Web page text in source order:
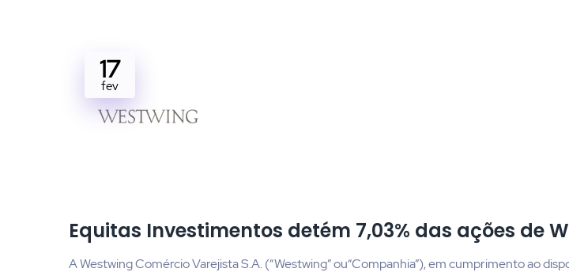
17
fev
Equitas Investimentos detém 7,03% das ações de
A Westwing Comércio Varejista S.A. (“Westwing” ou“Companhia”), em cumprimento ao